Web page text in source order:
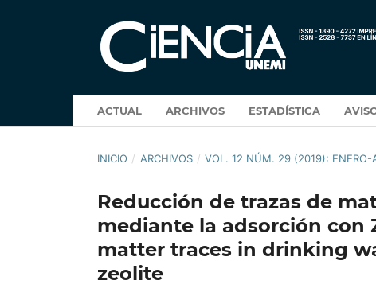
ACTUAL ARCHIVOS ESTADÍSTICA
INICIO / ARCHIVOS / VOL. 12 NÚM. 29 (2019): ENERO-
Reducción de trazas de
mediante la adsorción con
matter traces in drinking
zeolite